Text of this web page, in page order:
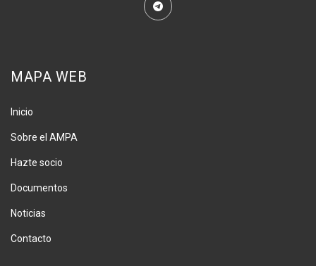
MAPA WEB
Inicio
Sobre el AMPA
Hazte socio
Documentos
Noticias
Contacto